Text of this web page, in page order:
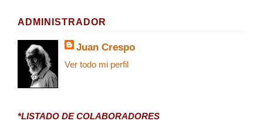
ADMINISTRADOR
Juan Crespo
Ver todo mi perfil
*LISTADO DE COLABORADORES